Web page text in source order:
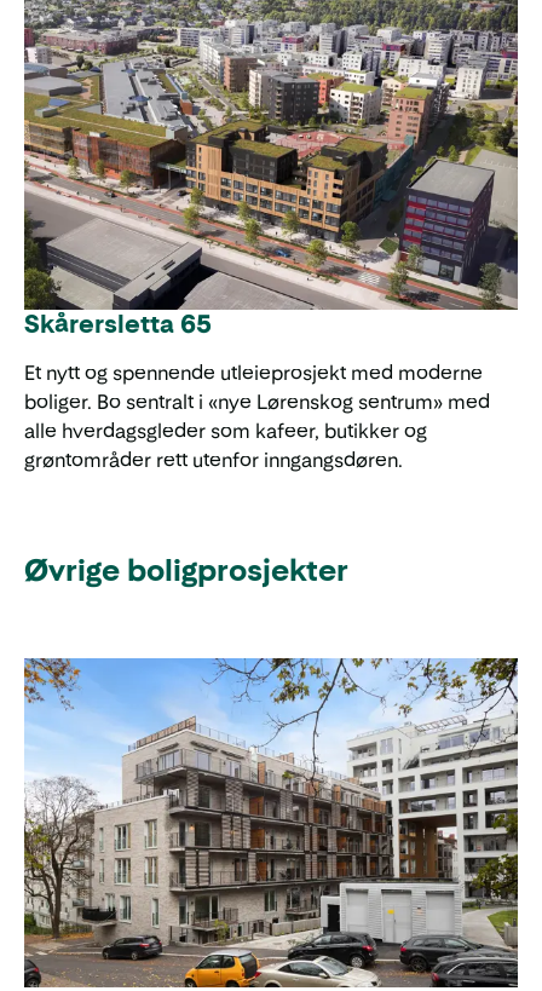
Skårersletta 65
Et nytt og spennende utleieprosjekt med moderne
boliger. Bo sentralt i «nye Lørenskog sentrum» med
alle hverdagsgleder som kafeer, butikker og
grøntområder rett utenfor inngangsdøren.
Øvrige boligprosjekter